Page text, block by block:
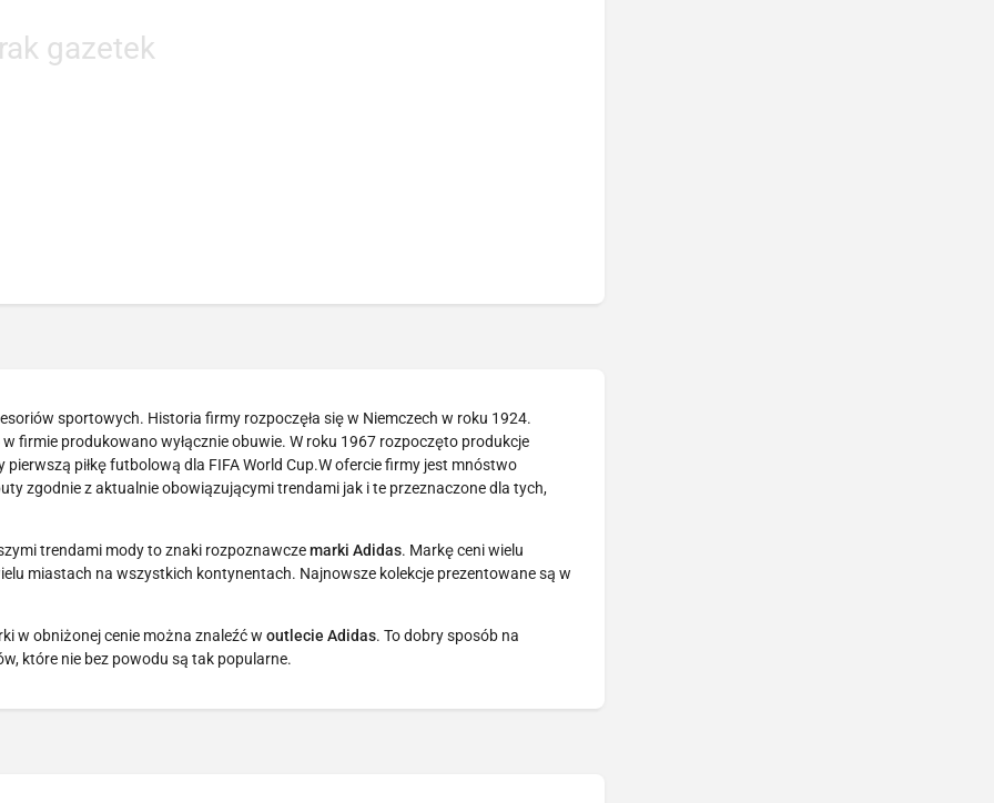
gazetek
sportowych. Historia firmy rozpoczęła się w Niemczech w roku 1924.
firmie produkowano wyłącznie obuwie. W roku 1967 rozpoczęto produkcje
piłkę futbolową dla FIFA World Cup.W ofercie firmy jest mnóstwo
zgodnie z aktualnie obowiązującymi trendami jak i te przeznaczone dla tych,
trendami mody to znaki rozpoznawczemarki Adidas. Markę ceni wielu
miastach na wszystkich kontynentach. Najnowsze kolekcje prezentowane są w
w obniżonej cenie można znaleźć w outlecie Adidas. To dobry sposób na
które nie bez powodu są tak popularne.